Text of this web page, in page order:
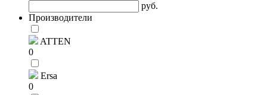
руб.
Производители
ATTEN
0
Ersa
0